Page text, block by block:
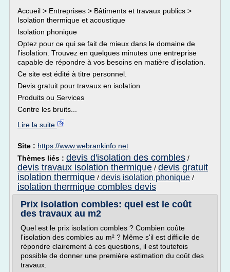
Accueil > Entreprises > Bâtiments et travaux publics >
Isolation thermique et acoustique
Isolation phonique
Optez pour ce qui se fait de mieux dans le domaine de
l'isolation. Trouvez en quelques minutes une entreprise
capable de répondre à vos besoins en matière d'isolation.
Ce site est édité à titre personnel.
Devis gratuit pour travaux en isolation
Produits ou Services
Contre les bruits...
Lire la suite
Site : https://www.webrankinfo.net
Thèmes liés : devis d'isolation des combles /
devis travaux isolation thermique / devis gratuit
isolation thermique / devis isolation phonique /
isolation thermique combles devis
Prix isolation combles: quel est le coût
des travaux au m2
Quel est le prix isolation combles ? Combien coûte
l'isolation des combles au m² ? Même s'il est difficile de
répondre clairement à ces questions, il est toutefois
possible de donner une première estimation du coût des
travaux.